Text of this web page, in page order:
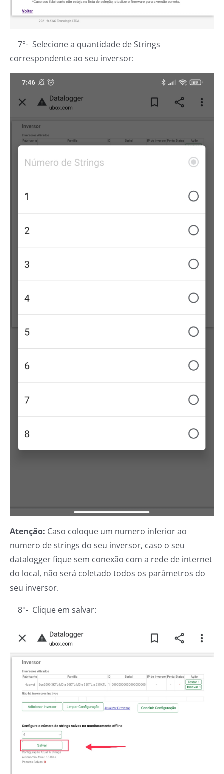
7°- Selecione a quantidade de Strings
correspondente ao seu inversor:
Atenção: Caso coloque um numero inferior ao
numero de strings do seu inversor, caso o seu
datalogger fique sem conexão com a rede de internet
do local, não será coletado todos os parâmetros do
seu inversor.
8°- Clique em salvar: